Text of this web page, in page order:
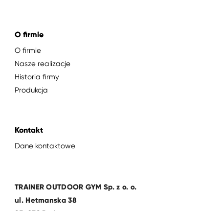
O firmie
O firmie
Nasze realizacje
Historia firmy
Produkcja
Kontakt
Dane kontaktowe
TRAINER OUTDOOR GYM Sp. z o. o.
ul. Hetmanska 38